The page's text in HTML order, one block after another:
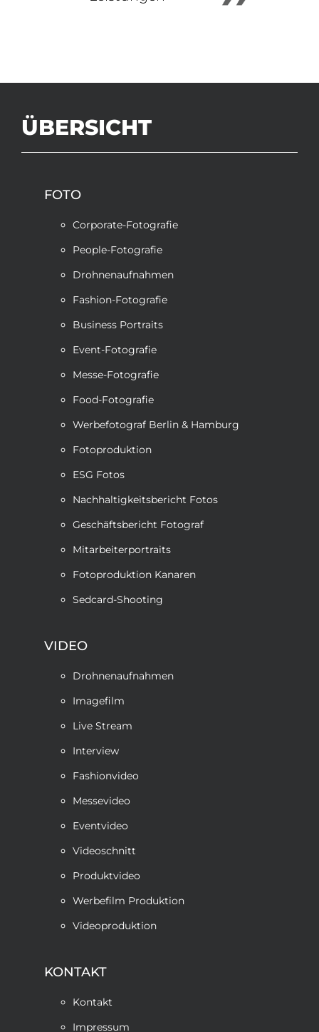
ÜBERSICHT
FOTO
Corporate-Fotografie
People-Fotografie
Drohnenaufnahmen
Fashion-Fotografie
Business Portraits
Event-Fotografie
Messe-Fotografie
Food-Fotografie
Werbefotograf Berlin & Hamburg
Fotoproduktion
ESG Fotos
Nachhaltigkeitsbericht Fotos
Geschäftsbericht Fotograf
Mitarbeiterportraits
Fotoproduktion Kanaren
Sedcard-Shooting
VIDEO
Drohnenaufnahmen
Imagefilm
Live Stream
Interview
Fashionvideo
Messevideo
Eventvideo
Videoschnitt
Produktvideo
Werbefilm Produktion
Videoproduktion
KONTAKT
Kontakt
Impressum